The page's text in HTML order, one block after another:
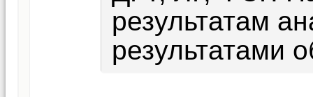
результатам
результатами